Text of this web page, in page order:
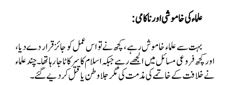
علماء کی خاموشی اور ناکامی:
بہت سے علماء خاموش رہے، کچھ نے تو اس عمل کو جائز قرار دے دیا،
اور کچھ فروعی مسائل میں الجھے رہے جبکہ اسلام کا سر کاٹا جا رہا تھا۔ چند علماء
نے خلافت کے خاتمے کی مذمت کی مگر جلاوطن یا قتل کر دیے گئے۔